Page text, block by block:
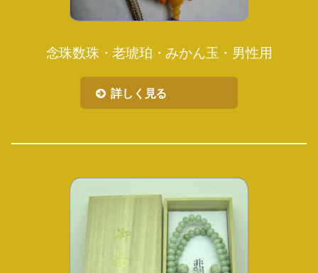
念珠数珠・老琥珀・みかん玉・男性用
詳しく見る